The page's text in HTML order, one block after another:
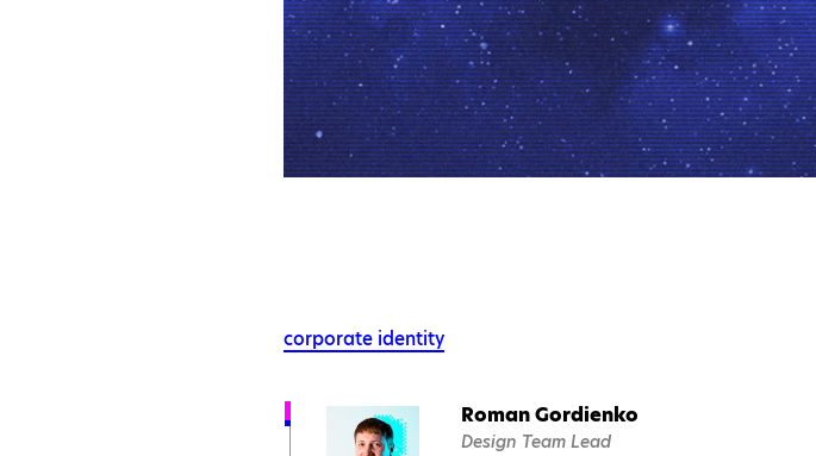
corporate identity
Roman Gordienko
Design Team Lead